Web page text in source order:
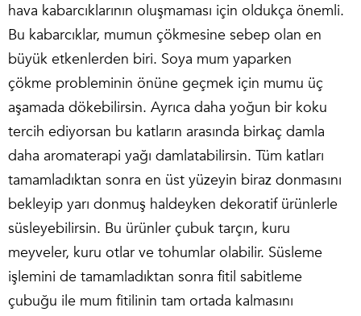
hava kabarcıklarının oluşmaması için oldukça önemli.
Bu kabarcıklar, mumun çökmesine sebep olan en
büyük etkenlerden biri. Soya mum yaparken
çökme probleminin önüne geçmek için mumu üç
aşamada dökebilirsin. Ayrıca daha yoğun bir koku
tercih ediyorsan bu katların arasında birkaç damla
daha aromaterapi yağı damlatabilirsin. Tüm katları
tamamladıktan sonra en üst yüzeyin biraz donmasını
bekleyip yarı donmuş haldeyken dekoratif ürünlerle
süsleyebilirsin. Bu ürünler çubuk tarçın, kuru
meyveler, kuru otlar ve tohumlar olabilir. Süsleme
işlemini de tamamladıktan sonra fitil sabitleme
çubuğu ile mum fitilinin tam ortada kalmasını